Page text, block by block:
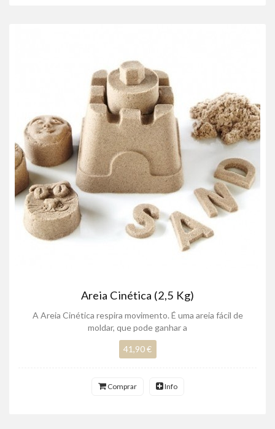
Areia Cinética (2,5 Kg)
A Areia Cinética respira movimento. É uma areia fácil de
moldar, que pode ganhar a
41,90 €
Comprar Info